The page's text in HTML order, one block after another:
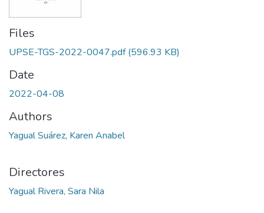
Files
UPSE-TGS-2022-0047.pdf(596.93 KB)
Date
2022-04-08
Authors
Yagual Suárez, Karen Anabel
Directores
Yagual Rivera, Sara Nila